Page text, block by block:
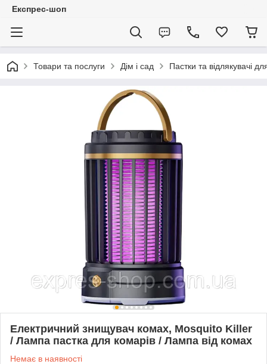
Експрес-шоп
Товари та послуги Дім і сад Пастки та відлякувачі
Електричний знищувач комах, Mosquito Killеr
/ Лампа пастка для комарів / Лампа від комах
Немає в наявності